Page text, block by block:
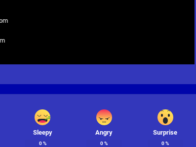
Sleepy
0%
Angry
0%
Surprise
0%